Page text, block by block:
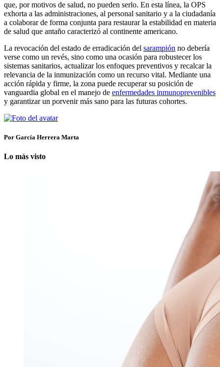
que, por motivos de salud, no pueden serlo. En esta línea, la OPS
exhorta a las administraciones, al personal sanitario y a la ciudadanía
a colaborar de forma conjunta para restaurar la estabilidad en materia
de salud que antaño caracterizó al continente americano.
La revocación del estado de erradicación del sarampión no debería
verse como un revés, sino como una ocasión para robustecer los
sistemas sanitarios, actualizar los enfoques preventivos y recalcar la
relevancia de la inmunización como un recurso vital. Mediante una
acción rápida y firme, la zona puede recuperar su posición de
vanguardia global en el manejo de enfermedades inmunoprevenibles
y garantizar un porvenir más sano para las futuras cohortes.
Por García Herrera Marta
Lo más visto